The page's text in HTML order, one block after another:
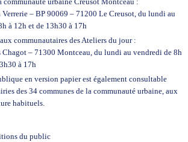
Verrerie – BP 90069 – 71200 Le Creusot, du lundi au
à 12h et de 13h30 à 17h
communautaires des Ateliers du jour :
Chagot – 71300 Montceau, du lundi au vendredi de 8h
à 17h
en version papier est également consultable
des 34 communes de la communauté urbaine, aux
habituels.
du public